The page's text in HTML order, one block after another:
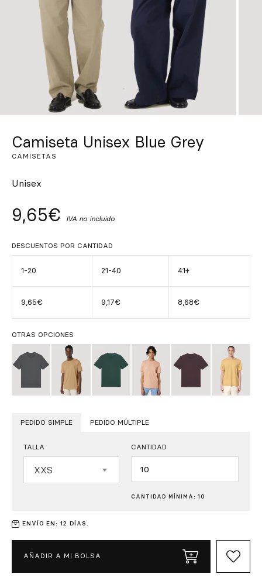
Inspírate
EN IT
Camiseta Unisex Blue Grey
CAMISETAS
Unisex
9,65€ IVA no incluido
DESCUENTOS POR CANTIDAD
1-20 21-40 41+
9,65€ 9,17€ 8,68€
OTRAS OPCIONES
PEDIDO SIMPLE PEDIDO MÚLTIPLE
TALLA
XXS
CANTIDAD
Cantidad
CANTIDAD MÍNIMA: 10
ENVÍO EN: 12 DÍAS.
AÑADIR A MI BOLSA